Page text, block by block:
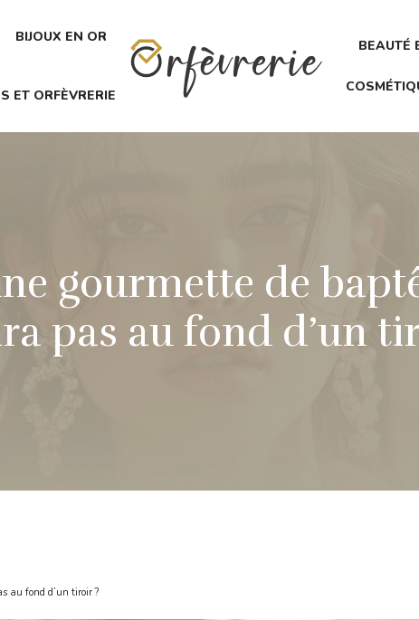
BIJOUX EN OR
ET ORFÈVRERIE
BEAUTÉ
gourmette de
pas au fond d’un
au fond d’un tiroir ?